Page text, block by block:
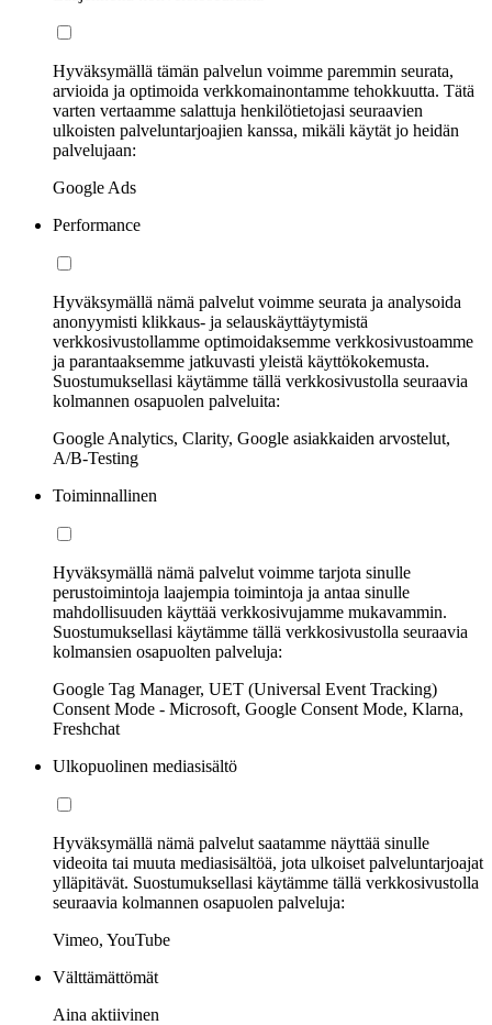
Hyväksymällä tämän palvelun voimme paremmin seurata,
arvioida ja optimoida verkkomainontamme tehokkuutta. Tätä
varten vertaamme salattuja henkilötietojasi seuraavien
ulkoisten palveluntarjoajien kanssa, mikäli käytät jo heidän
palvelujaan:
Google Ads
Performance
Hyväksymällä nämä palvelut voimme seurata ja analysoida
anonyymisti klikkaus- ja selauskäyttäytymistä
verkkosivustollamme optimoidaksemme verkkosivustoamme
ja parantaaksemme jatkuvasti yleistä käyttökokemusta.
Suostumuksellasi käytämme tällä verkkosivustolla seuraavia
kolmannen osapuolen palveluita:
Google Analytics, Clarity, Google asiakkaiden arvostelut,
A/B-Testing
Toiminnallinen
Hyväksymällä nämä palvelut voimme tarjota sinulle
perustoimintoja laajempia toimintoja ja antaa sinulle
mahdollisuuden käyttää verkkosivujamme mukavammin.
Suostumuksellasi käytämme tällä verkkosivustolla seuraavia
kolmansien osapuolten palveluja:
Google Tag Manager, UET (Universal Event Tracking)
Consent Mode - Microsoft, Google Consent Mode, Klarna,
Freshchat
Ulkopuolinen mediasisältö
Hyväksymällä nämä palvelut saatamme näyttää sinulle
videoita tai muuta mediasisältöä, jota ulkoiset palveluntarjoajat
ylläpitävät. Suostumuksellasi käytämme tällä verkkosivustolla
seuraavia kolmannen osapuolen palveluja:
Vimeo, YouTube
Välttämättömät
Aina aktiivinen